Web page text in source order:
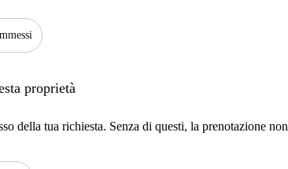
proprietà
della tua richiesta. Senza di questi, la prenotazione non